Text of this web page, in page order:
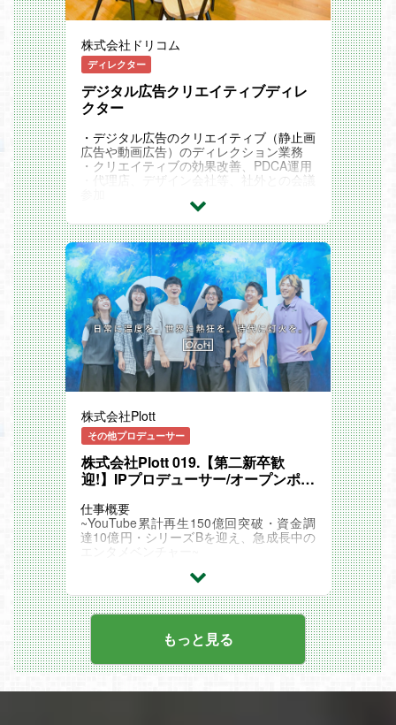
【仕事内容】
規プロジェクトの立ち上げや、運営中のゲ
ームタイトルにおける新規企画などをお任
せします。企画立案やチームビルディン
グ、コンセプトや世界観の構築、クオリテ
ィコントロールなど、NHN PlayArtで裁量
を持って「面白いゲーム」制作の総合ディ
レクションを行ってください。
・企画立案、企画精査、仕様策定
・クオリティコントロール
・制作に関するスケジュールの管理
■高い収益性と魅力的な就業環境がありま
す
『LINE：ディズニー ツムツム』・『妖怪
ウォッチ ぷにぷに』・『#コンパス 戦闘
摂理解析システム』といったNHN PlayArt
開発の既存事業も好調で、これらのタイト
ルで得た収益をもとに働きやすい環境の整
備にも力を入れています。
■スキルアップできます
新規ゲームアプリ開発や、大規模ゲームア
プリの運営開発を自社で行っているため、
す。
設計・要件定義はもちろん、ゲーム企画内
容への参加も出来ますので、多様な技術を
身につけられます。
■多彩なサービスに携わることができます
前述の代表作以外にも様々な新規スマート
フォンアプリを鋭意制作中です。
それぞれ自社内に開発チームがあり、チー
ム間の連携もとれていますので、多彩な案
クトをお任せできます。
株式会社ドリコム
ディレクター
デジタル広告クリエイティブディレ
クター
・デジタル広告のクリエイティブ（静止画
広告や動画広告）のディレクション業務
・クリエイティブの効果改善、PDCA運用
・代理店、デザイン会社等、社外との会議
・デザイナーへの指示や会議での取りまと
め
・クリエイティブの監修・管理
株式会社Plott
その他プロデューサー
株式会社Plott 019.【第二新卒歓
迎!】IPプロデューサー/オープンポジ
仕事概要
~YouTube累計再生150億回突破・資金調
達10億円・シリーズBを迎え、急成長中の
エンタメベンチャー~
「テイコウペンギン」「私立パラの丸高
校」
をはじめとする当社ショートアニメIPや、
webtoon漫画IP等、次世代のIPプロデュー
スをお任せします。
＼こんな人にピッタリ！／
ンテンツ制作をしてみませんか？
もっと見る